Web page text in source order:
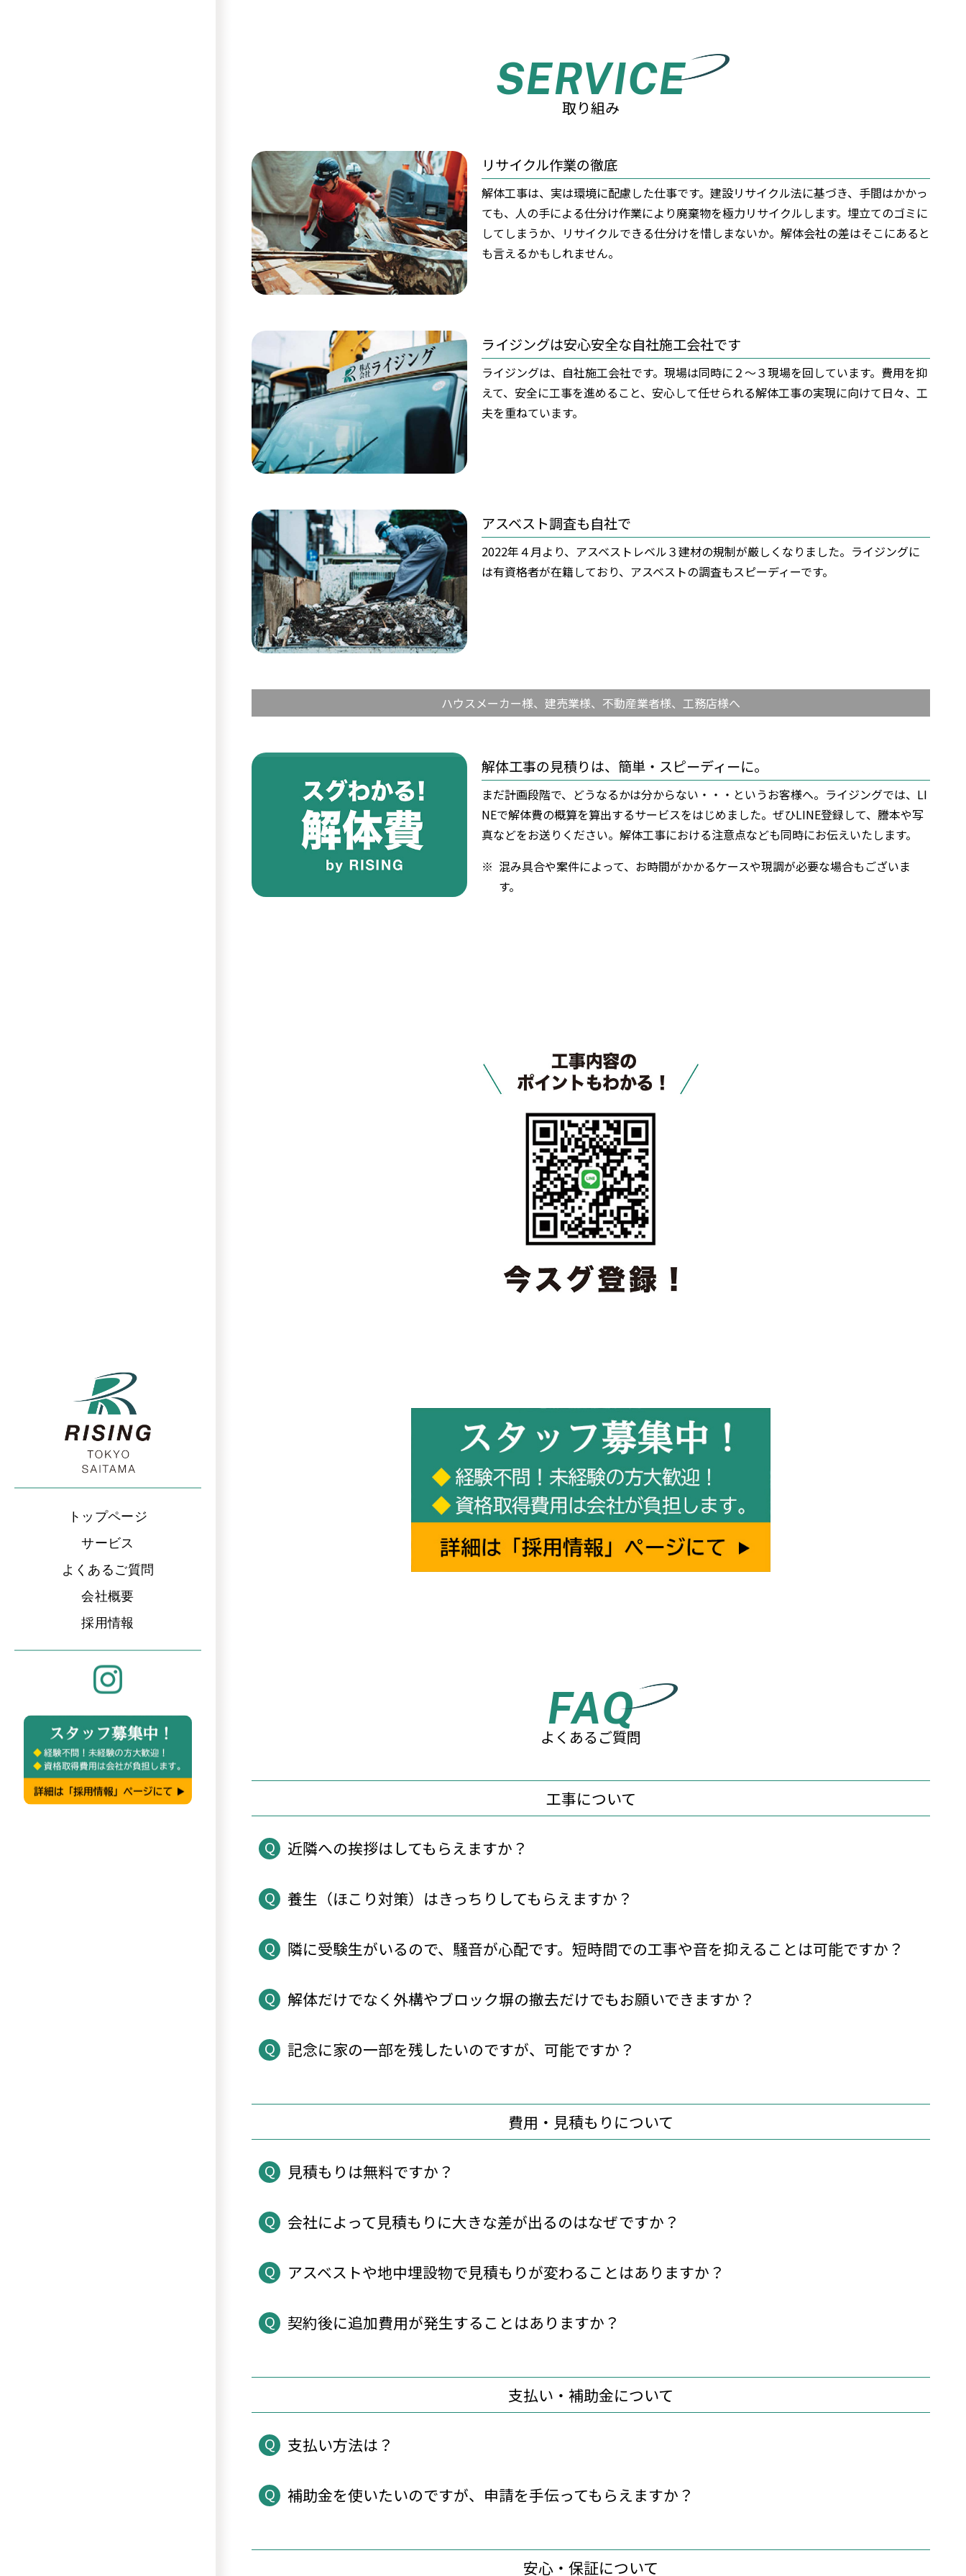
トップページ
サービス
よくあるご質問
会社概要
採用情報
SERVICE
取り組み
リサイクル作業の徹底
解体工事は、実は環境に配慮した仕事です。建設リサイクル法に基づき、手間はかかっ
ても、人の手による仕分け作業により廃棄物を極力リサイクルします。埋立てのゴミに
してしまうか、リサイクルできる仕分けを惜しまないか。解体会社の差はそこにあると
も言えるかもしれません。
ライジングは安心安全な自社施工会社です
ライジングは、自社施工会社です。現場は同時に２〜３現場を回しています。費用を抑
えて、安全に工事を進めること、安心して任せられる解体工事の実現に向けて日々、工
夫を重ねています。
アスベスト調査も自社で
2022年４月より、アスベストレベル３建材の規制が厳しくなりました。ライジングに
は有資格者が在籍しており、アスベストの調査もスピーディーです。
ハウスメーカー様、建売業様、 不動産業者様、工務店様へ
解体工事の見積りは、 簡単・スピーディーに。
まだ計画段階で、どうなるかは分からない・・・というお客様へ。ライジングでは、LI
NEで解体費の概算を算出するサービスをはじめました。ぜひLINE登録して、謄本や写
真などをお送りください。解体工事における注意点なども同時にお伝えいたします。
※ 混み具合や案件によって、お時間がかかるケースや現調が必要な場合もございま
す。
FAQ
よくあるご質問
工事について
Q 近隣への挨拶はしてもらえますか？
Q 養生（ほこり対策）はきっちりしてもらえますか？
Q 隣に受験生がいるので、騒音が心配です。短時間での工事や音を抑えることは可能ですか？
Q 解体だけでなく外構やブロック塀の撤去だけでもお願いできますか？
Q 記念に家の一部を残したいのですが、可能ですか？
費用・見積もりについて
Q 見積もりは無料ですか？
Q 会社によって見積もりに大きな差が出るのはなぜですか？
Q アスベストや地中埋設物で見積もりが変わることはありますか？
Q 契約後に追加費用が発生することはありますか？
支払い・補助金について
Q 支払い方法は？
Q 補助金を使いたいのですが、申請を手伝ってもらえますか？
安心・保証について